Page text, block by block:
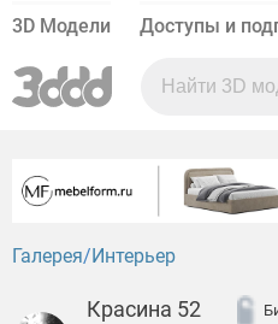
3D Модели Доступы и
Галерея Интерьер
Красина 52